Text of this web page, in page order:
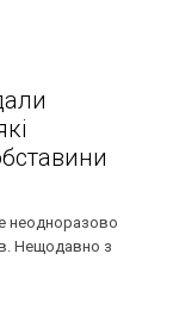
неодноразово
Нещодавно з